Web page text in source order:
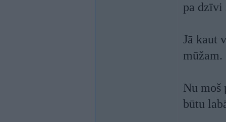
pa dzīvi
Jā kaut
mūžam.
Nu moš
būtu